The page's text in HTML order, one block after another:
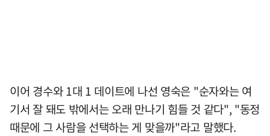
이어 경수와 1대 1 데이트에 나선 영숙은 "순자와는 여
기서 잘 돼도 밖에서는 오래 만나기 힘들 것 같다", "동정
때문에 그 사람을 선택하는 게 맞을까"라고 말했다.